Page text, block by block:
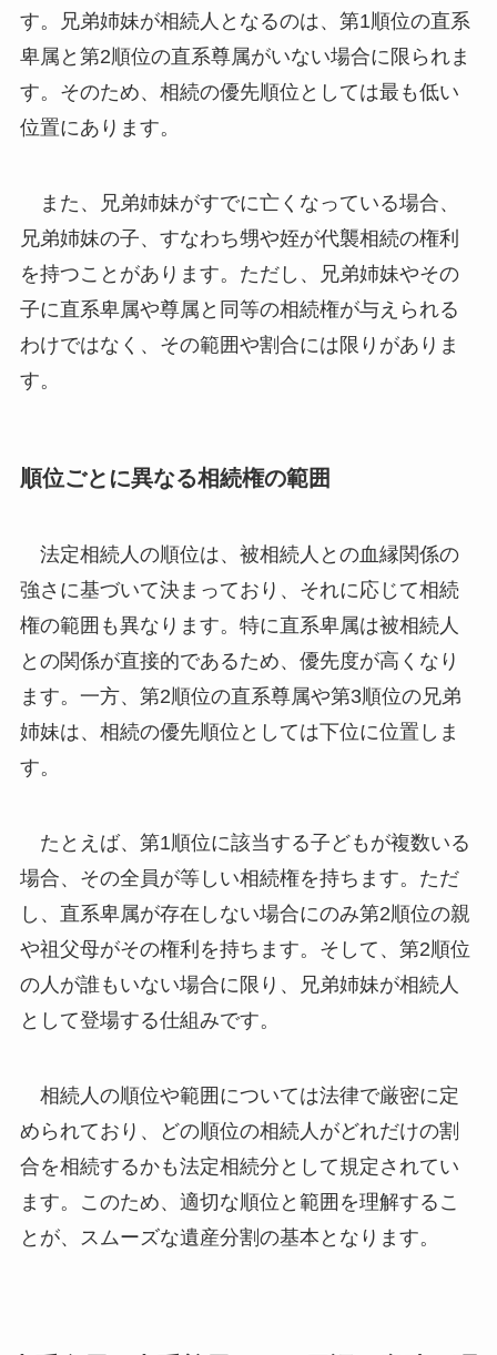
す。兄弟姉妹が相続人となるのは、第1順位の直系
卑属と第2順位の直系尊属がいない場合に限られま
す。そのため、相続の優先順位としては最も低い
位置にあります。
また、兄弟姉妹がすでに亡くなっている場合、
兄弟姉妹の子、すなわち甥や姪が代襲相続の権利
を持つことがあります。ただし、兄弟姉妹やその
子に直系卑属や尊属と同等の相続権が与えられる
わけではなく、その範囲や割合には限りがありま
す。
順位ごとに異なる相続権の範囲
法定相続人の順位は、被相続人との血縁関係の
強さに基づいて決まっており、それに応じて相続
権の範囲も異なります。特に直系卑属は被相続人
との関係が直接的であるため、優先度が高くなり
ます。一方、第2順位の直系尊属や第3順位の兄弟
姉妹は、相続の優先順位としては下位に位置しま
す。
たとえば、第1順位に該当する子どもが複数いる
場合、その全員が等しい相続権を持ちます。ただ
し、直系卑属が存在しない場合にのみ第2順位の親
や祖父母がその権利を持ちます。そして、第2順位
の人が誰もいない場合に限り、兄弟姉妹が相続人
として登場する仕組みです。
相続人の順位や範囲については法律で厳密に定
められており、どの順位の相続人がどれだけの割
合を相続するかも法定相続分として規定されてい
ます。このため、適切な順位と範囲を理解するこ
とが、スムーズな遺産分割の基本となります。